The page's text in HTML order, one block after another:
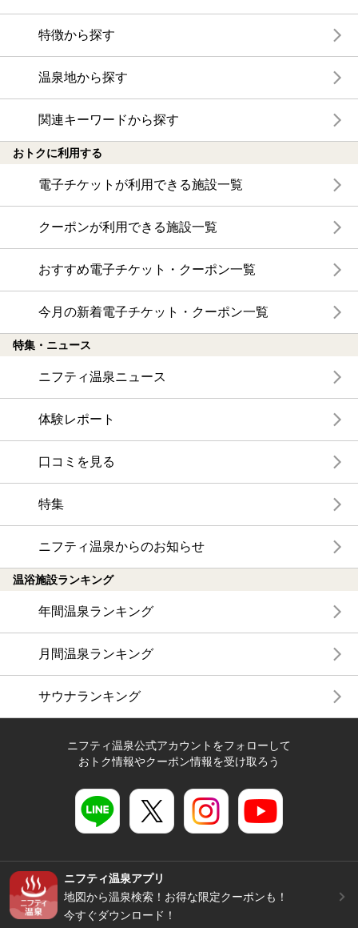
特徴から探す
温泉地から探す
関連キーワードから探す
おトクに利用する
電子チケットが利用できる施設一覧
クーポンが利用できる施設一覧
おすすめ電子チケット・クーポン一覧
今月の新着電子チケット・クーポン一覧
特集・ニュース
ニフティ温泉ニュース
体験レポート
口コミを見る
特集
ニフティ温泉からのお知らせ
温浴施設ランキング
年間温泉ランキング
月間温泉ランキング
サウナランキング
ニフティ温泉公式アカウントをフォローして
おトク情報やクーポン情報を受け取ろう
ニフティ温泉アプリ
地図から温泉検索！お得な限定クーポンも！
今すぐダウンロード！